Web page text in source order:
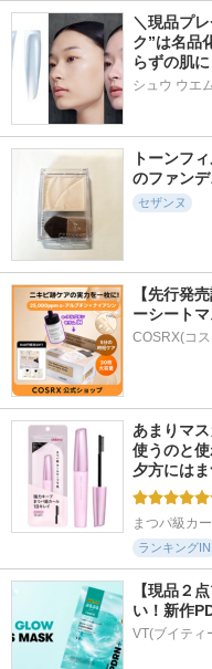
＼現品プ
ク”は名品
らずの肌に
シュウ ウエ
トーンフ
のファンデ
セザンヌ
【先行発
ーシートマ
COSRX(コ
あまりマ
使うのと
夕方には
まつパ級カ
ランキングIN
【現品２
い！新作
VT(ブイティ